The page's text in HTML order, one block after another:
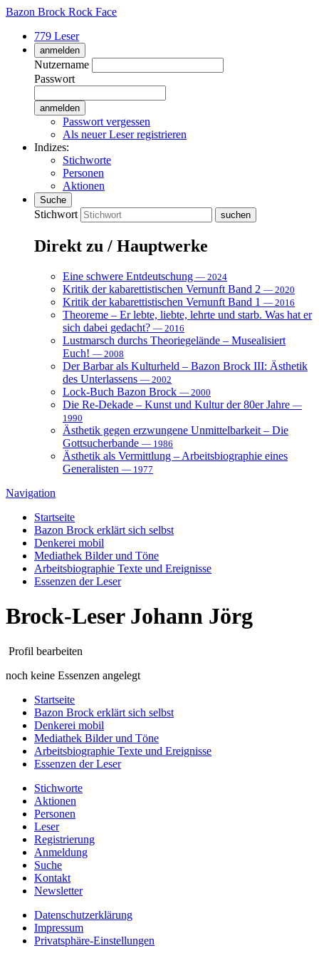
Bazon Brock Rock Face
779 Leser
anmelden
Nutzername
Passwort
Passwort vergessen
Als neuer Leser registrieren
Indizes:
Stichworte
Personen
Aktionen
Suche
Stichwort
Direkt zu / Hauptwerke
Eine schwere Entdeutschung — 2024
Kritik der kabarettistischen Vernunft Band 2 — 2020
Kritik der kabarettistischen Vernunft Band 1 — 2016
Theoreme – Er lebte, liebte, lehrte und starb. Was hat er
sich dabei gedacht? — 2016
Lustmarsch durchs Theoriegelände – Musealisiert
Euch! — 2008
Der Barbar als Kulturheld – Bazon Brock III: Ästhetik
des Unterlassens — 2002
Lock-Buch Bazon Brock — 2000
Die Re-Dekade – Kunst und Kultur der 80er Jahre —
1990
Ästhetik gegen erzwungene Unmittelbarkeit – Die
Gottsucherbande — 1986
Ästhetik als Vermittlung – Arbeitsbiographie eines
Generalisten — 1977
Navigation
Startseite
Bazon Brock erklärt sich selbst
Denkerei mobil
Mediathek Bilder und Töne
Arbeitsbiographie Texte und Ereignisse
Essenzen der Leser
Brock-Leser Johann Jörg
Profil bearbeiten
noch keine Essenzen angelegt
Startseite
Bazon Brock erklärt sich selbst
Denkerei mobil
Mediathek Bilder und Töne
Arbeitsbiographie Texte und Ereignisse
Essenzen der Leser
Stichworte
Aktionen
Personen
Leser
Registrierung
Anmeldung
Suche
Kontakt
Newsletter
Datenschutzerklärung
Impressum
Privatsphäre-Einstellungen